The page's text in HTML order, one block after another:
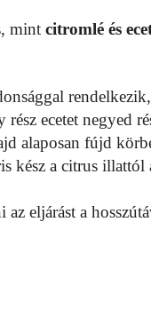
mint citromlé és
rész ecetet negyed
alaposan fújd
kész a citrus illattól
eljárást a